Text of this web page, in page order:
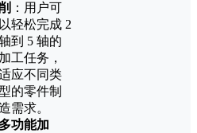
：用户可
以轻松完成 2
到 5 轴的
加工任务，
应不同类
的零件制
需求。
多功能加